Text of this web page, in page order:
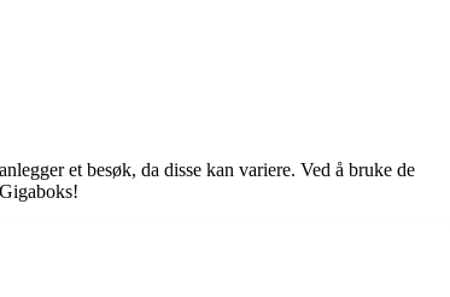
et besøk, da disse kan variere. Ved å bruke de